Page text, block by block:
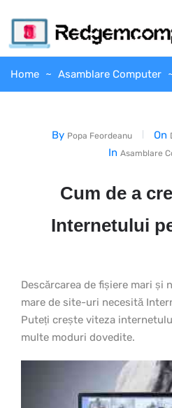
Home Asamblare Computer
By Popa Feordeanu On
In Asamblare
Cum de a
Internetului
Descărcarea de fișiere mari și
mare de site-uri necesită
Puteți crește viteza
multe moduri dovedite.